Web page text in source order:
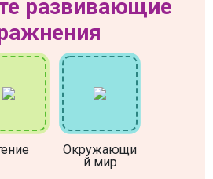
развивающие
Окружающи
й мир